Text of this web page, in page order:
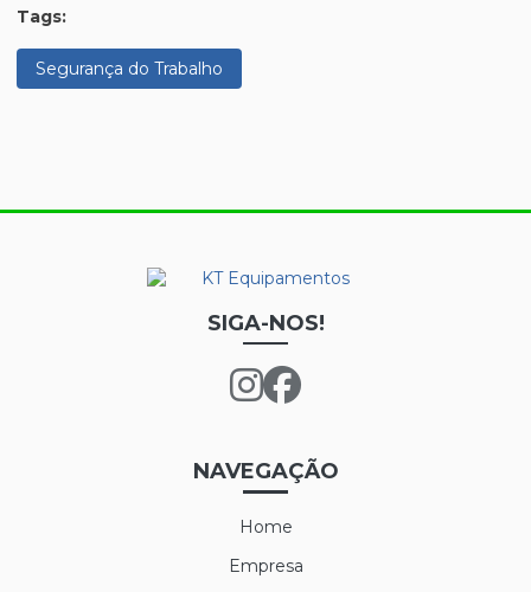
Tags:
Segurança do Trabalho
SIGA-NOS!
NAVEGAÇÃO
Home
Empresa